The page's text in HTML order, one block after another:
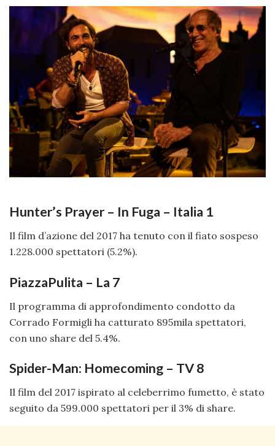
Hunter’s Prayer – In Fuga – Italia 1
Il film d’azione del 2017 ha tenuto con il fiato sospeso
1.228.000 spettatori (5.2%).
PiazzaPulita – La 7
Il programma di approfondimento condotto da
Corrado Formigli ha catturato 895mila spettatori,
con uno share del 5.4%.
Spider-Man: Homecoming – TV 8
Il film del 2017 ispirato al celeberrimo fumetto, è stato
seguito da 599.000 spettatori per il 3% di share.